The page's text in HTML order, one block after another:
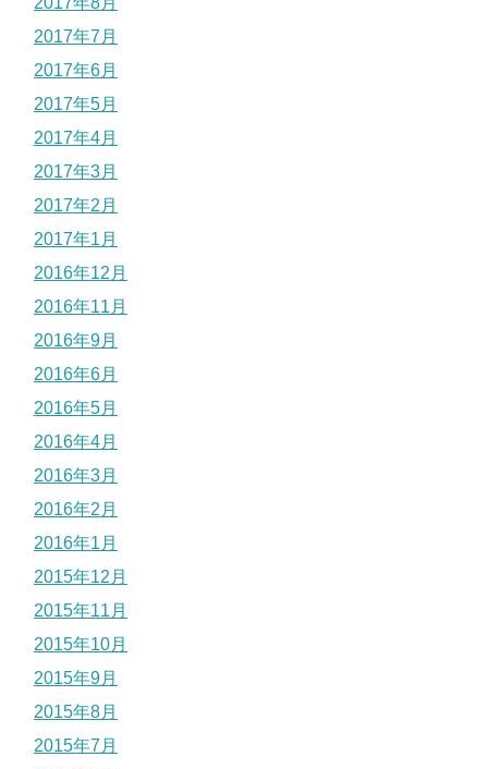
2017年7月
2017年6月
2017年5月
2017年4月
2017年3月
2017年2月
2017年1月
2016年12月
2016年11月
2016年9月
2016年6月
2016年5月
2016年4月
2016年3月
2016年2月
2016年1月
2015年12月
2015年11月
2015年10月
2015年9月
2015年8月
2015年7月